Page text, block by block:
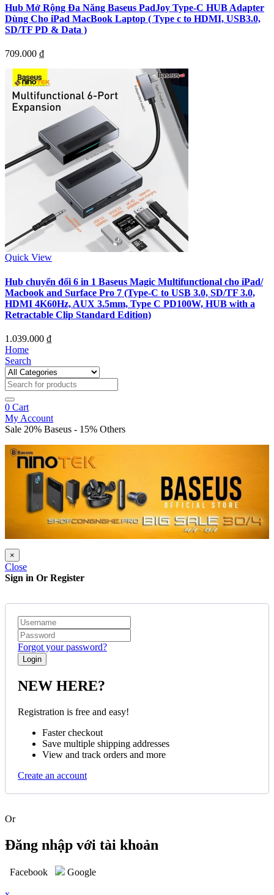
Hub Mở Rộng Đa Năng Baseus PadJoy Type-C HUB Adapter
Dùng Cho iPad MacBook Laptop ( Type c to HDMI, USB3.0,
SD/TF PD & Data )
709.000 ₫
Quick View
Hub chuyển đổi 6 in 1 Baseus Magic Multifunctional cho iPad/
Macbook and Surface Pro 7 (Type-C to USB 3.0, SD/TF 3.0,
HDMI 4K60Hz, AUX 3.5mm, Type C PD100W, HUB with a
Retractable Clip Standard Edition)
1.039.000 ₫
Home
Search
0 Cart
My Account
Sale 20% Baseus - 15% Others
×
Close
Sign in Or Register
Forgot your password?
NEW HERE?
Registration is free and easy!
Faster checkout
Save multiple shipping addresses
View and track orders and more
Create an account
Or
Đăng nhập với tài khoản
Facebook Google